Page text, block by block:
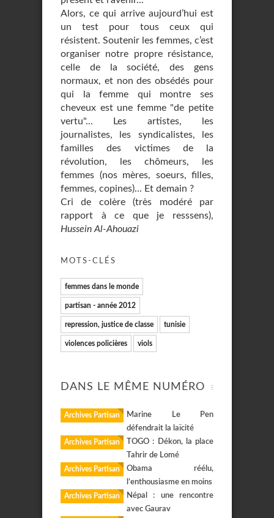
Alors, ce qui arrive aujourd’hui est
un test pour tous ceux qui
résistent. Soutenir les femmes, c’est
organiser notre propre résistance,
celle de la société, des gens
normaux, et non des obsédés pour
qui la femme qui montre ses
cheveux est une femme "de petite
vertu"... Les artistes, les
journalistes, les syndicalistes, les
familles des victimes de la
révolution, les chômeurs, les
femmes (nos mères, soeurs, filles,
femmes, copines)... Et demain ?
Cri de colère (très modéré par
rapport à ce que je resssens),
Hussein Al-Ahouazi
MOTS-CLÉS
femmes dans le monde
partisan - année 2012
repression, justice de classe tunisie
violences policières viols
DANS LE MÊME NUMÉRO
Archives Partisan
Marine Le Pen
défendrait la laïcité
Archives Partisan
TOGO : Dékon, la place
Tahrir de Lomé
Archives Partisan
Obama réélu,
l’enthousiasme en moins
Archives Partisan
Népal : une rencontre
avec Gaurav